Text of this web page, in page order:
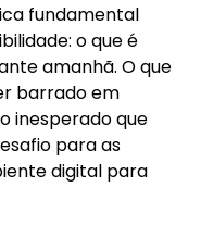
fundamental
o que é
amanhã. O que
barrado em
inesperado que
para as
digital para